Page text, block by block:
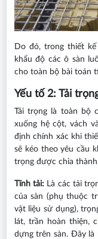
Do đó, trong thiết kế
khẩu độ các ô sàn
cho toàn bộ bài toán
Yếu tố 2: Tải
Tải trọng là toàn bộ
xuống hệ cột, vách
định chính xác khi
sẽ kéo theo yêu cầu
trọng được chia
Tĩnh tải: Là các tải
của sàn (phụ thuộc
vật liệu sử dụng),
lát, trần hoàn thiện,
dựng trên sàn. Đây